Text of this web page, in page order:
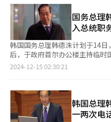
刑权、复权权、法律案重新审议
将负责公务员任免权和宪法机构的组成等
面，韩德洙将继续依赖总统秘书
工作。国务调整室将负责协调
安全、国防和治安等领域，仍将
域的参谋和顾问团队的支持变得尤为重要。 尽
韩德洙将保持现状，行使最低限
营。这种谨慎的态度源于韩德洙
查。因此，代理体制本身就处于较为不
民主党还在考虑对韩德洙发起
府的代理体制相比，当前韩德
宪法法院对尹锡悦总统的弹劾案
国务总理
入总统职
韩国国务总理韩德洙计划于14
后，于政府首尔办公楼主持临时
职务代行的首个正式日程。 会议预计将在向尹锡悦转交弹劾决议
续推进国政运营。 此外，韩德洙还将通过电视发表对国民谈话，
向公众阐述政府的立场与未来
与外交、国防、治安等领域的主
与社会秩序的紧急指示。 目前，韩国政局因弹劾案进入高度不确
2024-12-15 02:30:21
韩国总理
一两次电